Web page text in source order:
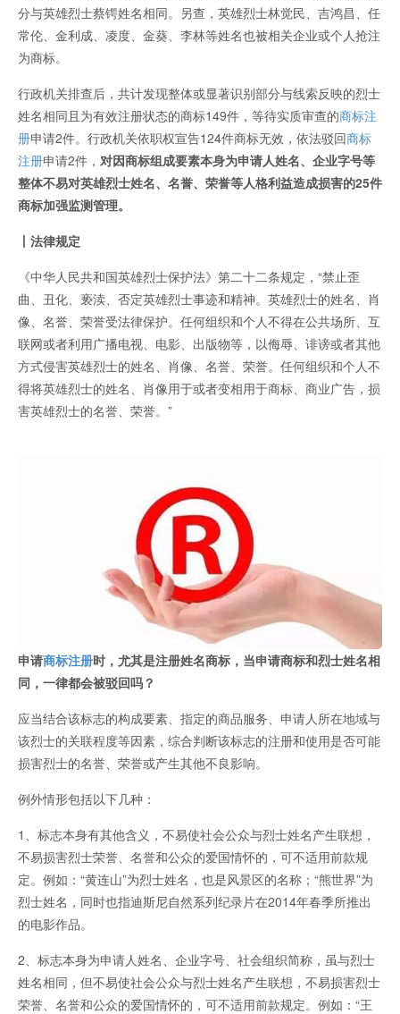
分与英雄烈士蔡锷姓名相同。另查，英雄烈士林觉民、吉鸿昌、任
常伦、金利成、凌度、金葵、李林等姓名也被相关企业或个人抢注
为商标。
行政机关排查后，共计发现整体或显著识别部分与线索反映的烈士
姓名相同且为有效注册状态的商标149件，等待实质审查的商标注
册申请2件。行政机关依职权宣告124件商标无效，依法驳回商标
注册申请2件， 对因商标组成要素本身为申请人姓名、企业字号等
整体不易对英雄烈士姓名、名誉、荣誉等人格利益造成损害的25件
商标加强监测管理。
丨法律规定
《中华人民共和国英雄烈士保护法》第二十二条规定，“禁止歪
曲、丑化、亵渎、否定英雄烈士事迹和精神。英雄烈士的姓名、肖
像、名誉、荣誉受法律保护。任何组织和个人不得在公共场所、互
联网或者利用广播电视、电影、出版物等，以侮辱、诽谤或者其他
方式侵害英雄烈士的姓名、肖像、名誉、荣誉。任何组织和个人不
得将英雄烈士的姓名、肖像用于或者变相用于商标、商业广告，损
害英雄烈士的名誉、荣誉。”
申请商标注册时，尤其是注册姓名商标，当申请商标和烈士姓名相
同，一律都会被驳回吗？
应当结合该标志的构成要素、指定的商品服务、申请人所在地域与
该烈士的关联程度等因素，综合判断该标志的注册和使用是否可能
损害烈士的名誉、荣誉或产生其他不良影响。
例外情形包括以下几种：
1、标志本身有其他含义，不易使社会公众与烈士姓名产生联想，
不易损害烈士荣誉、名誉和公众的爱国情怀的，可不适用前款规
定。例如：“黄连山”为烈士姓名，也是风景区的名称；“熊世界”为
烈士姓名，同时也指迪斯尼自然系列纪录片在2014年春季所推出
的电影作品。
2、标志本身为申请人姓名、企业字号、社会组织简称，虽与烈士
姓名相同，但不易使社会公众与烈士姓名产生联想，不易损害烈士
荣誉、名誉和公众的爱国情怀的，可不适用前款规定。例如：“王